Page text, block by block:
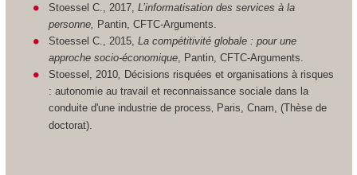
Stoessel C., 2017,L’informatisation des services à la
personne, Pantin, CFTC-Arguments.
Stoessel C., 2015,La compétitivité globale : pour une
approche socio-économique , Pantin, CFTC-Arguments.
Stoessel, 2010 Décisions risquées et organisations à risques
: autonomie au travail et reconnaissance sociale dans la
conduite d'une industrie de process Paris, Cnam, (Thèse de
doctorat).